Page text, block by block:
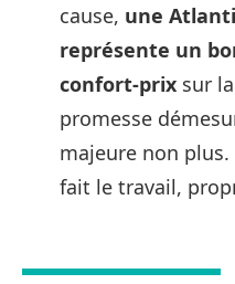
cause, une
représente un
confort-prix sur
promesse
majeure non
fait le travail,